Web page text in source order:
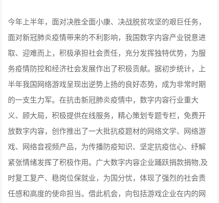
今年上半年，面对决胜全面小康、决战脱贫攻坚的艰巨任务，
面对新冠肺炎疫情带来的不利影响，我国数字内容产业锐意进
取、迎难而上，积极承担社会责任，充分发挥独特优势，为服
务疫情防控和经济社会发展作出了积极贡献。据初步统计，上
半年我国网络游戏呈现出逆势上扬的良好态势，成为非常时期
的一支生力军。在抗击新冠肺炎疫情中，数字内容行业重大
义、顾大局，积极提供在线服务，精心策划专题专栏，免费开
放数字内容，创作推出了一大批抗疫题材的网络文学、网络游
戏、网络音视频产品，为传播防疫知识、坚定抗疫信心、纾解
紧张情绪发挥了积极作用。广大数字内容企业踊跃捐款捐物,及
时复工复产、稳岗位保就业，为国分忧，体现了强烈的社会责
任感和高度的使命担当。借此机会，向包括游戏企业在内的网